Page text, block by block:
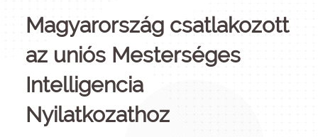
Magyarország csatlakozott
az uniós Mesterséges
Intelligencia
Nyilatkozathoz